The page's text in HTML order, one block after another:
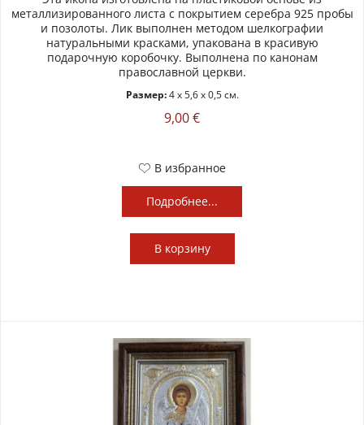
металлизированного листа с покрытием серебра 925 пробы
и позолоты. Лик выполнен методом шелкографии
натуральными красками, упакована в красивую
подарочную коробочку. Выполнена по канонам
православной церкви.
Размер:4 x 5,6 x 0,5 см.
9,00 €
В избранное
Подробнее...
В корзину